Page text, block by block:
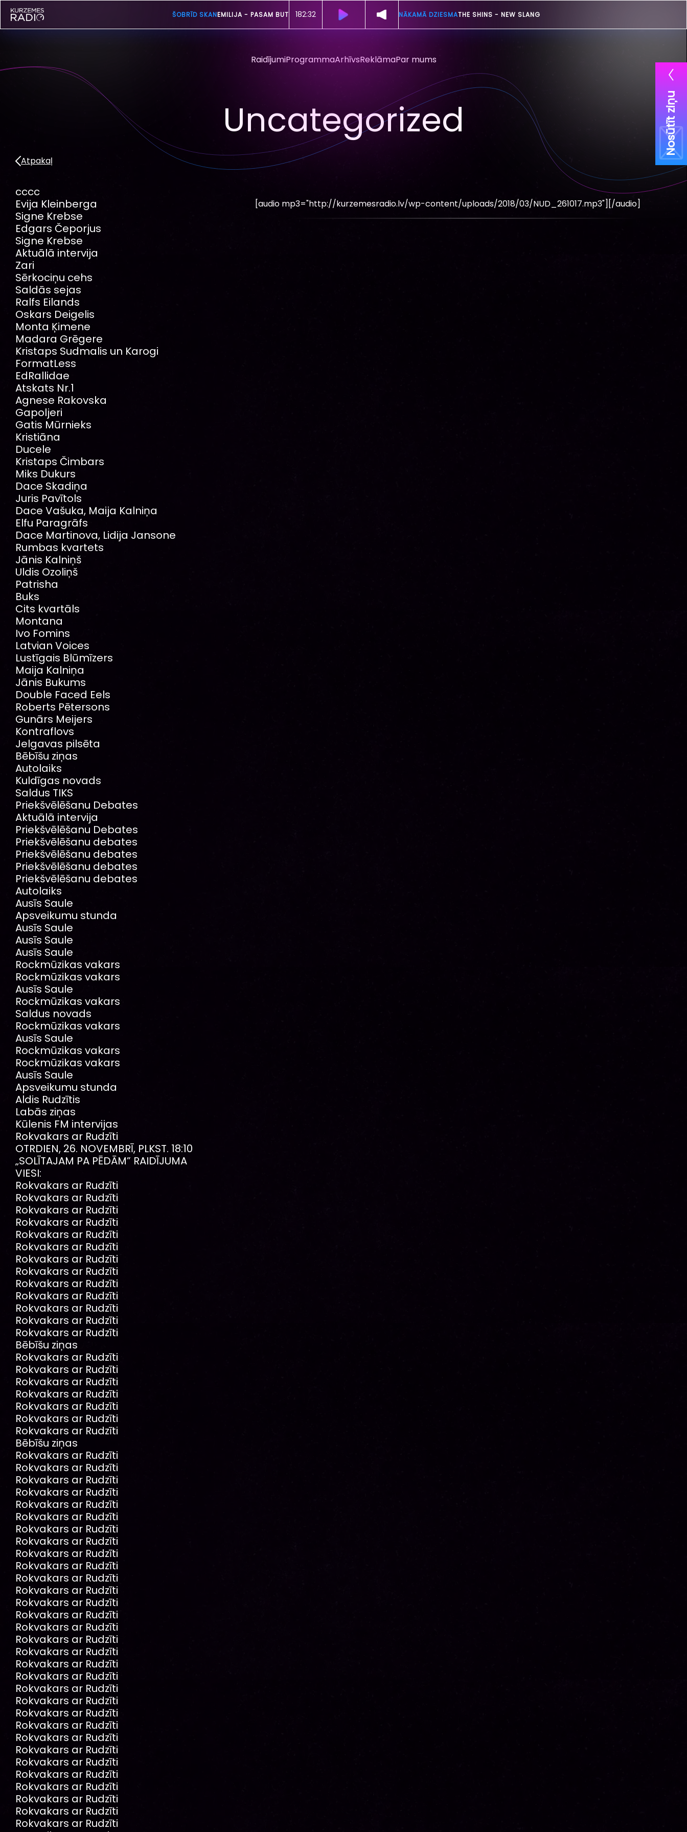
ŠOBRĪD SKANEMILIJA - PASAM BUT 182:29 NĀKAMĀ DZIESMATHE SHINS - NEW SLANG
RaidījumiProgrammaArhīvsReklāmaPar mums
Nosūtīt ziņu
Uncategorized
Atpakaļ
cccc
Evija Kleinberga
Signe Krebse
Edgars Čeporjus
Signe Krebse
Aktuālā intervija
Zari
Sērkociņu cehs
Saldās sejas
Ralfs Eilands
Oskars Deigelis
Monta Ķimene
Madara Grēgere
Kristaps Sudmalis un Karogi
FormatLess
EdRallidae
Atskats Nr.1
Agnese Rakovska
Gapoljeri
Gatis Mūrnieks
Kristiāna
Ducele
Kristaps Čimbars
Miks Dukurs
Dace Skadiņa
Juris Pavītols
Dace Vašuka, Maija Kalniņa
Elfu Paragrāfs
Dace Martinova, Lidija Jansone
Rumbas kvartets
Jānis Kalniņš
Uldis Ozoliņš
Patrisha
Buks
Cits kvartāls
Montana
Ivo Fomins
Latvian Voices
Lustīgais Blūmīzers
Maija Kalniņa
Jānis Bukums
Double Faced Eels
Roberts Pētersons
Gunārs Meijers
Kontraflovs
Jelgavas pilsēta
Bēbīšu ziņas
Autolaiks
Kuldīgas novads
Saldus TIKS
Priekšvēlēšanu Debates
Aktuālā intervija
Priekšvēlēšanu Debates
Priekšvēlēšanu debates
Priekšvēlēšanu debates
Priekšvēlēšanu debates
Priekšvēlēšanu debates
Autolaiks
Ausīs Saule
Apsveikumu stunda
Ausīs Saule
Ausīs Saule
Ausīs Saule
Rockmūzikas vakars
Rockmūzikas vakars
Ausīs Saule
Rockmūzikas vakars
Saldus novads
Rockmūzikas vakars
Ausīs Saule
Rockmūzikas vakars
Rockmūzikas vakars
Ausīs Saule
Apsveikumu stunda
Aldis Rudzītis
Labās ziņas
Kūlenis FM intervijas
Rokvakars ar Rudzīti
OTRDIEN, 26. NOVEMBRĪ, PLKST. 18:10
„SOLĪTAJAM PA PĒDĀM” RAIDĪJUMA
VIESI:
Rokvakars ar Rudzīti
Rokvakars ar Rudzīti
Rokvakars ar Rudzīti
Rokvakars ar Rudzīti
Rokvakars ar Rudzīti
Rokvakars ar Rudzīti
Rokvakars ar Rudzīti
Rokvakars ar Rudzīti
Rokvakars ar Rudzīti
Rokvakars ar Rudzīti
Rokvakars ar Rudzīti
Rokvakars ar Rudzīti
Rokvakars ar Rudzīti
Bēbīšu ziņas
Rokvakars ar Rudzīti
Rokvakars ar Rudzīti
Rokvakars ar Rudzīti
Rokvakars ar Rudzīti
Rokvakars ar Rudzīti
Rokvakars ar Rudzīti
Rokvakars ar Rudzīti
Bēbīšu ziņas
Rokvakars ar Rudzīti
Rokvakars ar Rudzīti
Rokvakars ar Rudzīti
Rokvakars ar Rudzīti
Rokvakars ar Rudzīti
Rokvakars ar Rudzīti
Rokvakars ar Rudzīti
Rokvakars ar Rudzīti
Rokvakars ar Rudzīti
Rokvakars ar Rudzīti
Rokvakars ar Rudzīti
Rokvakars ar Rudzīti
Rokvakars ar Rudzīti
Rokvakars ar Rudzīti
Rokvakars ar Rudzīti
Rokvakars ar Rudzīti
Rokvakars ar Rudzīti
Rokvakars ar Rudzīti
Rokvakars ar Rudzīti
Rokvakars ar Rudzīti
Rokvakars ar Rudzīti
Rokvakars ar Rudzīti
Rokvakars ar Rudzīti
Rokvakars ar Rudzīti
Rokvakars ar Rudzīti
Rokvakars ar Rudzīti
Rokvakars ar Rudzīti
Rokvakars ar Rudzīti
Rokvakars ar Rudzīti
Rokvakars ar Rudzīti
Rokvakars ar Rudzīti
[audio mp3="http://kurzemesradio.lv/wp-content/uploads/2018/03/NUD_261017.mp3"][/audio]